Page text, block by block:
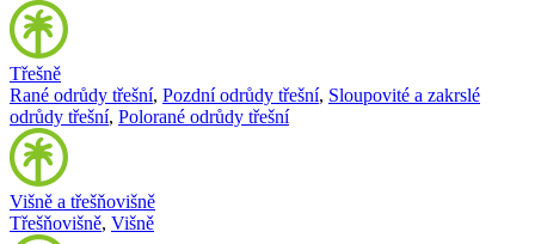
Třešně
Rané odrůdy třešní, Pozdní odrůdy třešní, Sloupovité a zakrslé
odrůdy třešní, Polorané odrůdy třešní
Višně a třešňovišně
Třešňovišně, Višně